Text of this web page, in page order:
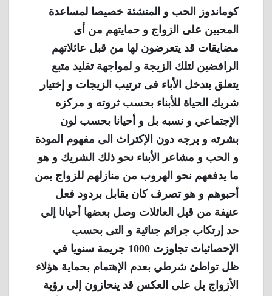
كوماندوز الحب و المنشئة خصيصا لمساعدة
المحبين على الزواج و حمايتهم من أى
مضايقات قد يتعرضون لها من قبل عائلاتهم
الرافضين لتلك الزيجة و لمواجهة تقليد متبع
يتعلق بتدخل الأباء فى ترتيب الزيجات و إختيار
شريك الحياة للأبناء بحسب ثروته و مركزه
الإجتماعي و نسبه بل و أحيانا بحسب لون
بشرته و برجه دون الإكتراث الى مفهوم المودة
و الحب و مشاعر الأبناء نحو ذلك الشريك و هو
ما يدفعهم نحو الهروب من منازلهم للزواج بمن
أحبوهم و هو تصرف كان يقابل بردود فعل
عنيفة من قبل العائلات وصل بعضها أحيانا إلي
حد إرتكاب جرائم جنائية و التى بحسب
الإحصائيات تجاوزت 1000 جريمة سنويا في
ظل تواطئ شرطي بعدم الإهتمام بحماية هؤلاء
الأزواج بل على العكس قد ينحازون إلى رؤية